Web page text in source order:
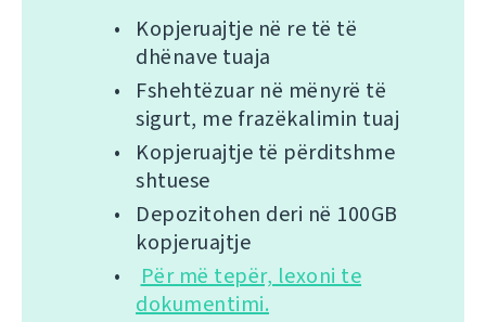
Kopjeruajtje në re të të
dhënave tuaja
Fshehtëzuar në mënyrë të
sigurt, me frazëkalimin tuaj
Kopjeruajtje të përditshme
shtuese
Depozitohen deri në 100GB
kopjeruajtje
Për më tepër, lexoni te
dokumentimi.